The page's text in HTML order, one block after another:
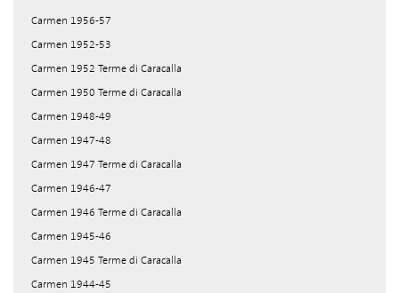
Carmen 1956-57
Carmen 1952-53
Carmen 1952 Terme di Caracalla
Carmen 1950 Terme di Caracalla
Carmen 1948-49
Carmen 1947-48
Carmen 1947 Terme di Caracalla
Carmen 1946-47
Carmen 1946 Terme di Caracalla
Carmen 1945-46
Carmen 1945 Terme di Caracalla
Carmen 1944-45